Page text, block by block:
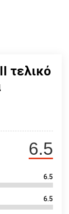
τελικό
6.5
6.5
6.5